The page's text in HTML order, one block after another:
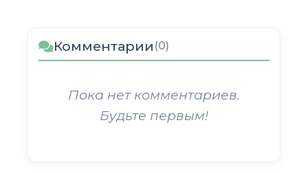
Комментарии (0)
Пока нет комментариев.
Будьте первым!